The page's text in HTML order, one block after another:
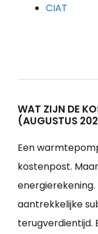
CIAT
WAT ZIJN DE
(AUGUSTUS
Een
kostenpost.
aantrekkelijke
terugverdientijd.